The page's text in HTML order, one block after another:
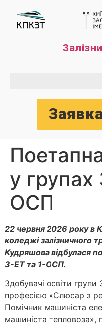
у
ОСП
22 червня 2026 року в
коледжі залізничного
Кудряшова відбулася
3-ЕТ та 1-ОСП.
Здобувачі освіти групи
професією «Слюсар з
Помічник машиніста
машиніста